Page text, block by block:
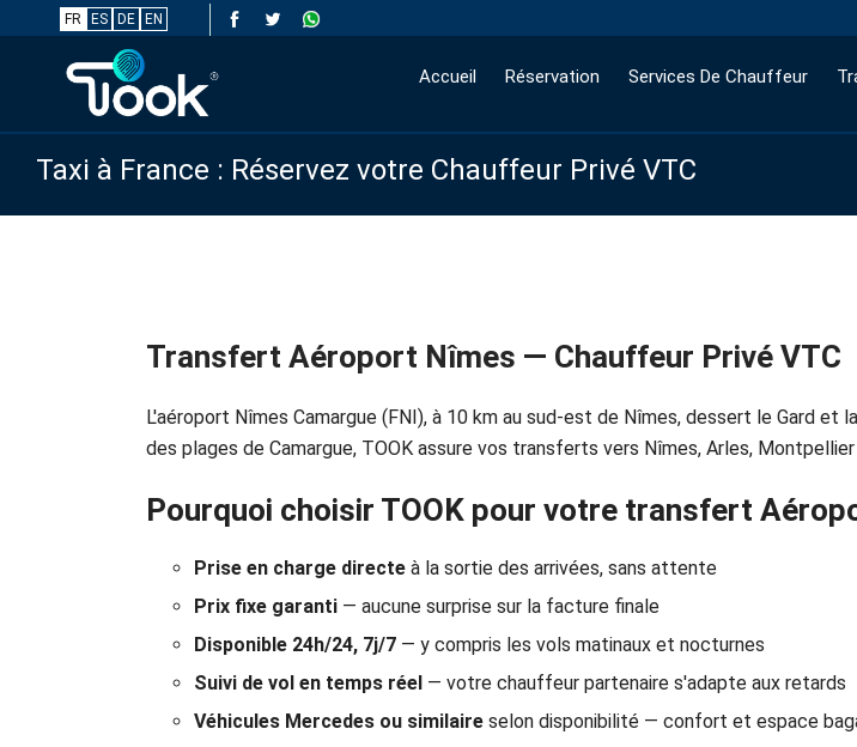
FR ES DE EN
Accueil Réservation Services De Chauffeur
Taxi à France : Réservez votre Chauffeur Privé VTC
Transfert Aéroport Nîmes — Chauffeur Privé VTC
L'aéroport Nîmes Camargue (FNI), à 10 km au sud-est de Nîmes, dessert le Gard et
des plages de Camargue, TOOK assure vos transferts vers Nîmes, Arles,
Pourquoi choisir TOOK pour votre transfert
Prise en charge directe à la sortie des arrivées, sans attente
Prix fixe garanti — aucune surprise sur la facture finale
Disponible 24h/24, 7j/7 — y compris les vols matinaux et nocturnes
Suivi de vol en temps réel — votre chauffeur partenaire s'adapte aux retards
Véhicules Mercedes ou similaire selon disponibilité — confort et espace